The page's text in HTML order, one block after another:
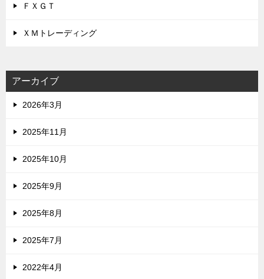
ＦＸＧＴ
ＸＭトレーディング
アーカイブ
2026年3月
2025年11月
2025年10月
2025年9月
2025年8月
2025年7月
2022年4月